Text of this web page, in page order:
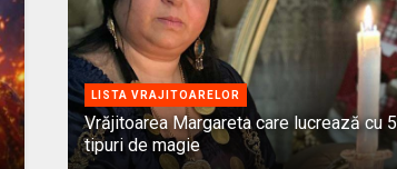
LISTA VRAJITOARELOR
Vrăjitoarea Margareta care lucrează cu 5
tipuri de magie